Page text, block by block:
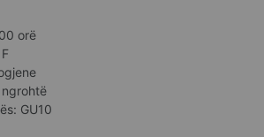
orë
GU10